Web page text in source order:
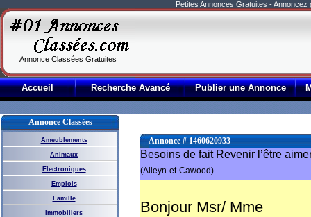
Petites Annonces Gratuites -
Annonce Classées Gratuites
Accueil Recherche Avancé Publier une Annonce
Annonce Classées
Ameublements
Animaux
Electroniques
Emplois
Famille
Immobiliers
Annonce # 1460620933
Besoins de fait Revenir l’être
(Alleyn-et-Cawood)
Bonjour Msr/ Mme